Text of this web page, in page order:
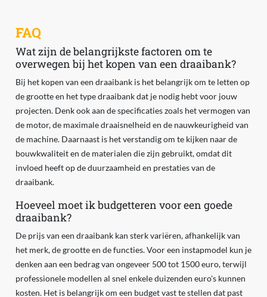
FAQ
Wat zijn de belangrijkste factoren om te
overwegen bij het kopen van een draaibank?
Bij het kopen van een draaibank is het belangrijk om te letten op
de grootte en het type draaibank dat je nodig hebt voor jouw
projecten. Denk ook aan de specificaties zoals het vermogen van
de motor, de maximale draaisnelheid en de nauwkeurigheid van
de machine. Daarnaast is het verstandig om te kijken naar de
bouwkwaliteit en de materialen die zijn gebruikt, omdat dit
invloed heeft op de duurzaamheid en prestaties van de
draaibank.
Hoeveel moet ik budgetteren voor een goede
draaibank?
De prijs van een draaibank kan sterk variëren, afhankelijk van
het merk, de grootte en de functies. Voor een instapmodel kun je
denken aan een bedrag van ongeveer 500 tot 1500 euro, terwijl
professionele modellen al snel enkele duizenden euro's kunnen
kosten. Het is belangrijk om een budget vast te stellen dat past